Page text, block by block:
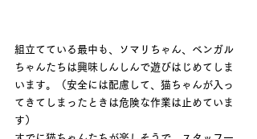
組立てている最中も、ソマリちゃん、ベンガル
ちゃんたちは興味しんしんで遊びはじめてしま
います。（安全には配慮して、猫ちゃんが入っ
てきてしまったときは危険な作業は止めていま
す）